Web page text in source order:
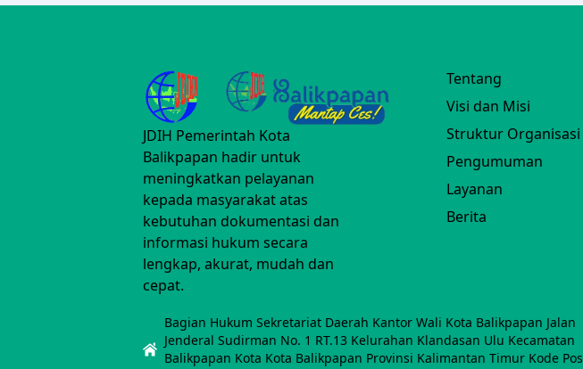
JDIH Pemerintah Kota
Balikpapan hadir untuk
meningkatkan pelayanan
kepada masyarakat atas
kebutuhan dokumentasi dan
informasi hukum secara
lengkap, akurat, mudah dan
cepat.
Tentang
Visi dan Misi
Struktur Organisasi
Pengumuman
Layanan
Berita
Bagian Hukum Sekretariat Daerah Kantor Wali Kota Balikpapan Jalan
Jenderal Sudirman No. 1 RT.13 Kelurahan Klandasan Ulu Kecamatan
Balikpapan Kota Kota Balikpapan Provinsi Kalimantan Timur Kode Pos